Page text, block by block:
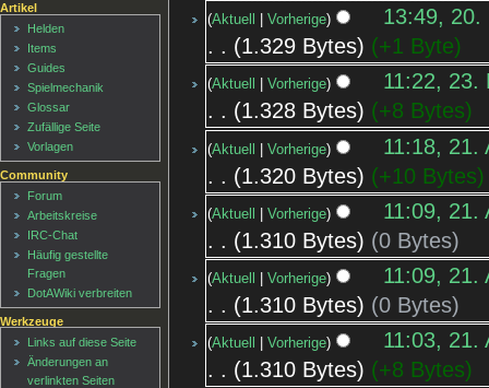
Aktuell Vorherige
13:49, 20.
1.329 Bytes
+1 Byte
Aktuell Vorherige
11:22, 23.
1.328 Bytes
+8 Bytes
Aktuell Vorherige
11:18, 21.
1.320 Bytes
+10 Bytes
Aktuell Vorherige
11:09, 21.
1.310 Bytes
0 Bytes
Aktuell Vorherige
11:09, 21.
1.310 Bytes
0 Bytes
Aktuell Vorherige
11:03, 21.
1.310 Bytes
+8 Bytes
Artikel
Helden
Items
Guides
Spielmechanik
Glossar
Zufällige Seite
Vorlagen
Community
Forum
Arbeitskreise
IRC-Chat
Häufig gestellte
Fragen
DotAWiki verbreiten
Werkzeuge
Links auf diese Seite
Änderungen an
verlinkten Seiten